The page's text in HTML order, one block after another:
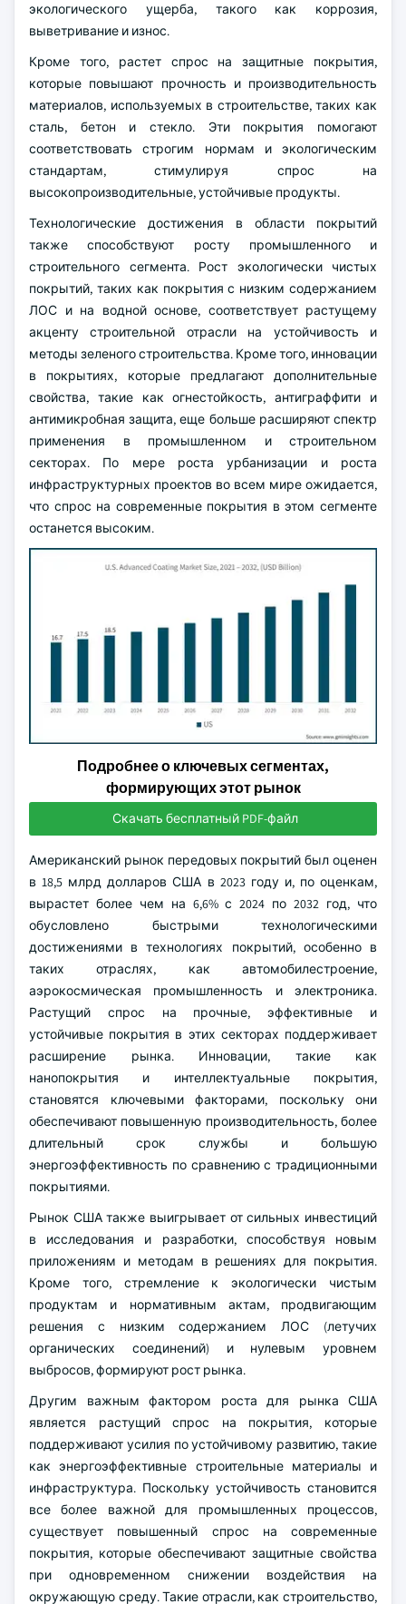
экологического ущерба, такого как коррозия,
выветривание и износ.
Кроме того, растет спрос на защитные покрытия,
которые повышают прочность и производительность
материалов, используемых в строительстве, таких как
сталь, бетон и стекло. Эти покрытия помогают
соответствовать строгим нормам и экологическим
стандартам, стимулируя спрос на
высокопроизводительные, устойчивые продукты.
Технологические достижения в области покрытий
также способствуют росту промышленного и
строительного сегмента. Рост экологически чистых
покрытий, таких как покрытия с низким содержанием
ЛОС и на водной основе, соответствует растущему
акценту строительной отрасли на устойчивость и
методы зеленого строительства. Кроме того, инновации
в покрытиях, которые предлагают дополнительные
свойства, такие как огнестойкость, антиграффити и
антимикробная защита, еще больше расширяют спектр
применения в промышленном и строительном
секторах. По мере роста урбанизации и роста
инфраструктурных проектов во всем мире ожидается,
что спрос на современные покрытия в этом сегменте
останется высоким.
Подробнее о ключевых сегментах,
формирующих этот рынок
Скачать бесплатный PDF-файл
Американский рынок передовых покрытий был оценен
в 18,5 млрд долларов США в 2023 году и, по оценкам,
вырастет более чем на 6,6% с 2024 по 2032 год, что
обусловлено быстрыми технологическими
достижениями в технологиях покрытий, особенно в
таких отраслях, как автомобилестроение,
аэрокосмическая промышленность и электроника.
Растущий спрос на прочные, эффективные и
устойчивые покрытия в этих секторах поддерживает
расширение рынка. Инновации, такие как
нанопокрытия и интеллектуальные покрытия,
становятся ключевыми факторами, поскольку они
обеспечивают повышенную производительность, более
длительный срок службы и большую
энергоэффективность по сравнению с традиционными
покрытиями.
Рынок США также выигрывает от сильных инвестиций
в исследования и разработки, способствуя новым
приложениям и методам в решениях для покрытия.
Кроме того, стремление к экологически чистым
продуктам и нормативным актам, продвигающим
решения с низким содержанием ЛОС (летучих
органических соединений) и нулевым уровнем
выбросов, формируют рост рынка.
Другим важным фактором роста для рынка США
является растущий спрос на покрытия, которые
поддерживают усилия по устойчивому развитию, такие
как энергоэффективные строительные материалы и
инфраструктура. Поскольку устойчивость становится
все более важной для промышленных процессов,
существует повышенный спрос на современные
покрытия, которые обеспечивают защитные свойства
при одновременном снижении воздействия на
окружающую среду. Такие отрасли, как строительство,